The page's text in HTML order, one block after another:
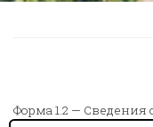
Форма 1.2 — Сведения